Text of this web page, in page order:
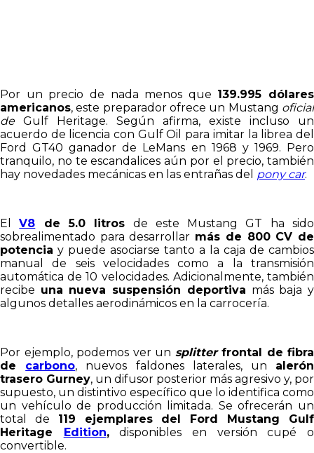
Por un precio de nada menos que 139.995 dólares
americanos, este preparador ofrece un Mustang oficial
deGulf Heritage. Según afirma, existe incluso un
acuerdo de licencia con Gulf Oil para imitar la librea del
Ford GT40 ganador de LeMans en 1968 y 1969. Pero
tranquilo, no te escandalices aún por el precio, también
hay novedades mecánicas en las entrañas del pony car.
ElV8 de 5.0 litros de este Mustang GT ha sido
sobrealimentado para desarrollar más de 800 CV de
potencia y puede asociarse tanto a la caja de cambios
manual de seis velocidades como a la transmisión
automática de 10 velocidades. Adicionalmente, también
recibe una nueva suspensión deportiva más baja y
algunos detalles aerodinámicos en la carrocería.
Por ejemplo, podemos ver un splitterfrontal de fibra
de carbono, nuevos faldones laterales, un alerón
trasero Gurney, un difusor posterior más agresivo y, por
supuesto, un distintivo específico que lo identifica como
un vehículo de producción limitada. Se ofrecerán un
total de 119 ejemplares del Ford Mustang Gulf
Heritage Edition,disponibles en versión cupé o
convertible.